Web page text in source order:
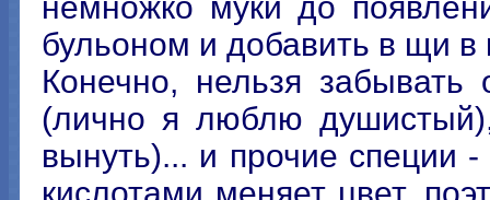
бульоном и добавить в щи в
Конечно, нельзя
(лично я люблю
вынуть)... и прочие специи
кислотами меняет цвет,